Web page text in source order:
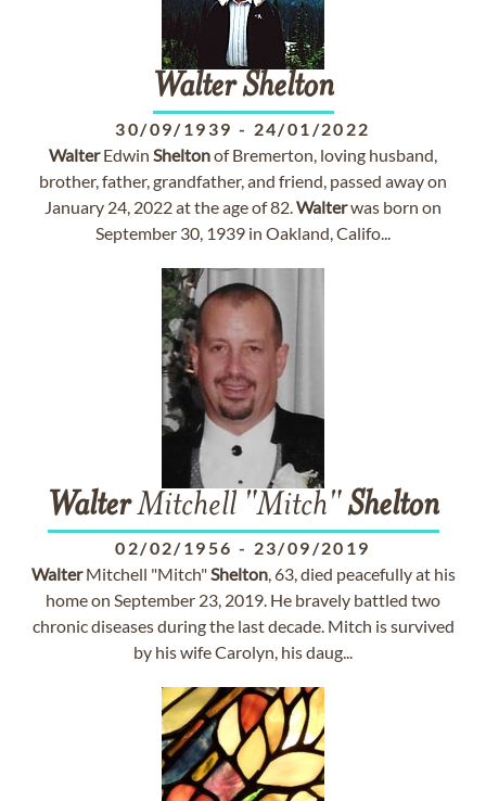
Walter Shelton
30/09/1939 - 24/01/2022
WalterEdwin Sheltonof Bremerton, loving husband,
brother, father, grandfather, and friend, passed away on
January 24, 2022 at the age of 82.Walterwas born on
September 30, 1939 in Oakland, Califo...
WalterMitchell "Mitch"Shelton
02/02/1956 - 23/09/2019
WalterMitchell "Mitch"Shelton, 63, died peacefully at his
home on September 23, 2019. He bravely battled two
chronic diseases during the last decade. Mitch is survived
by his wife Carolyn, his daug...